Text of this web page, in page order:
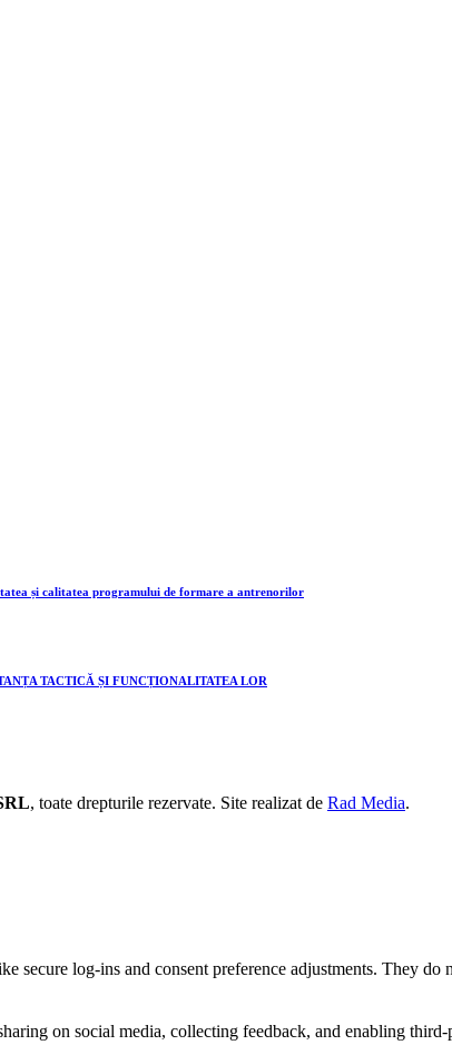
și calitatea programului de formare a antrenorilor
TACTICĂ ȘI FUNCȚIONALITATEA LOR
, toate drepturile rezervate. Site realizat de Rad Media.
secure log-ins and consent preference adjustments. They do
on social media, collecting feedback, and enabling third-